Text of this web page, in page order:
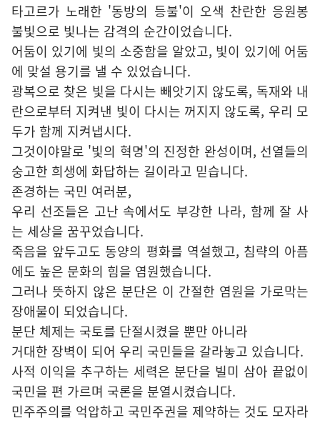
타고르가 노래한 '동방의 등불'이 오색 찬란한 응원봉
불빛으로 빛나는 감격의 순간이었습니다.
어둠이 있기에 빛의 소중함을 알았고, 빛이 있기에 어둠
에 맞설 용기를 낼 수 있었습니다.
광복으로 찾은 빛을 다시는 빼앗기지 않도록, 독재와 내
란으로부터 지켜낸 빛이 다시는 꺼지지 않도록, 우리 모
두가 함께 지켜냅시다.
그것이야말로 '빛의 혁명'의 진정한 완성이며, 선열들의
숭고한 희생에 화답하는 길이라고 믿습니다.
존경하는 국민 여러분,
우리 선조들은 고난 속에서도 부강한 나라, 함께 잘 사
는 세상을 꿈꾸었습니다.
죽음을 앞두고도 동양의 평화를 역설했고, 침략의 아픔
에도 높은 문화의 힘을 염원했습니다.
그러나 뜻하지 않은 분단은 이 간절한 염원을 가로막는
장애물이 되었습니다.
분단 체제는 국토를 단절시켰을 뿐만 아니라
거대한 장벽이 되어 우리 국민들을 갈라놓고 있습니다.
사적 이익을 추구하는 세력은 분단을 빌미 삼아 끝없이
국민을 편 가르며 국론을 분열시켰습니다.
민주주의를 억압하고 국민주권을 제약하는 것도 모자라